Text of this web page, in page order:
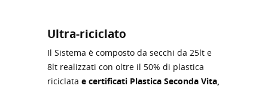
Ultra-riciclato
Il Sistema è composto da secchi da 25lt e
8lt realizzati con oltre il 50% di plastica
riciclata e certificati Plastica Seconda Vita,